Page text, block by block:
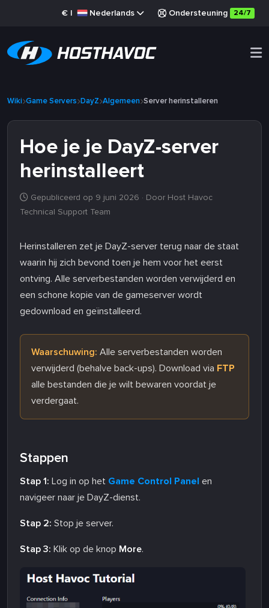
€ | Nederlands Ondersteuning 24/7
Wiki Game Servers DayZ Algemeen Server herinstalleren
Hoe je je DayZ-server
herinstalleert
Gepubliceerd op 9 juni 2026 · Door Host Havoc
Technical Support Team
Herinstalleren zet je DayZ-server terug naar de staat
waarin hij zich bevond toen je hem voor het eerst
ontving. Alle serverbestanden worden verwijderd en
een schone kopie van de gameserver wordt
gedownload en geïnstalleerd.
Waarschuwing: Alle serverbestanden worden
verwijderd (behalve back-ups). Download via FTP
alle bestanden die je wilt bewaren voordat je
verdergaat.
Stappen
Stap 1: Log in op het Game Control Panel en
navigeer naar je DayZ-dienst.
Stap 2: Stop je server.
Stap 3: Klik op de knop More.